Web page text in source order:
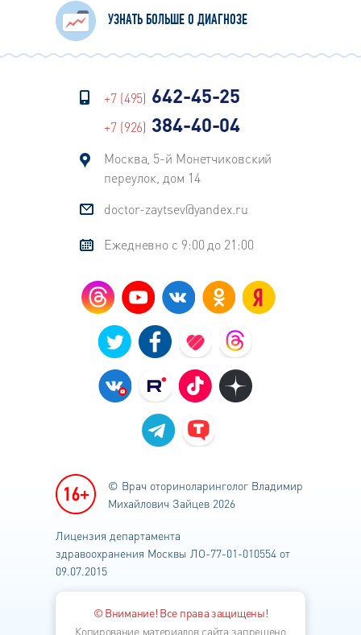
УЗНАТЬ БОЛЬШЕ О ДИАГНОЗЕ
+7 (495) 642-45-25
+7 (926) 384-40-04
Москва, 5-й Монетчиковский
переулок, дом 14
doctor-zaytsev@yandex.ru
Ежедневно с 9:00 до 21:00
© Врач оториноларинголог Владимир
Михайлович Зайцев 2026
Лицензия департамента
здравоохранения Москвы ЛО-77-01-010554 от
09.07.2015
© Внимание! Все права защищены!
Копирование материалов сайта запрещено